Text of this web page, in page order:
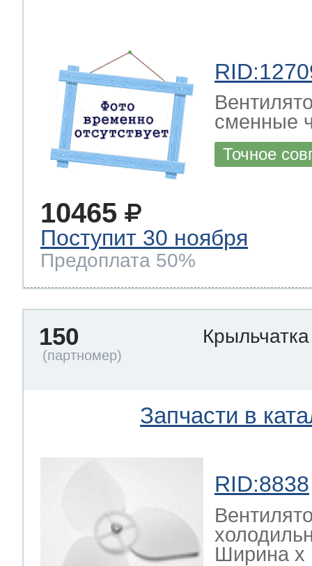
сменные
Точное
10465
Поступит 30 ноября
Предоплата 50%
150
Запчасти в
RID:8838
Ширина х